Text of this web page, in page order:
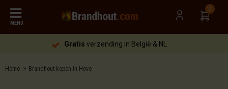
MENU
0
Gratis verzending in België & NL
Home Brandhout kopen in Hove